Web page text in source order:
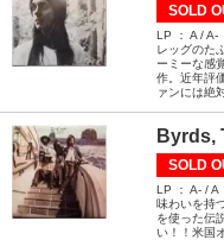
SOLD
LP ： A / A-
レッグのた
ーミーな感
作。近年評
ァンには絶
Byrds,
SOLD
LP ： A- / A
味わいを持
を使った伝
い！！米国